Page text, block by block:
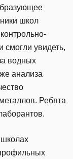
школ
смогли увидеть,
водных
анализа
Ребята